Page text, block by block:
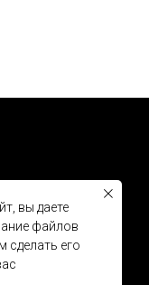
вы даете
файлов
его